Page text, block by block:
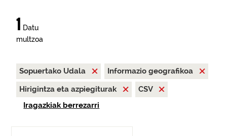
1 Datu
multzoa
Sopuertako Udala
Informazio geografikoa
Hirigintza eta azpiegiturak
CSV
Iragazkiak berrezarri